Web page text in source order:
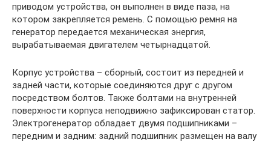
приводом устройства, он выполнен в виде паза, на
котором закрепляется ремень. С помощью ремня на
генератор передается механическая энергия,
вырабатываемая двигателем четырнадцатой.
Корпус устройства – сборный, состоит из передней и
задней части, которые соединяются друг с другом
посредством болтов. Также болтами на внутренней
поверхности корпуса неподвижно зафиксирован статор.
Электрогенератор обладает двумя подшипниками –
передним и задним: задний подшипник размещен на валу